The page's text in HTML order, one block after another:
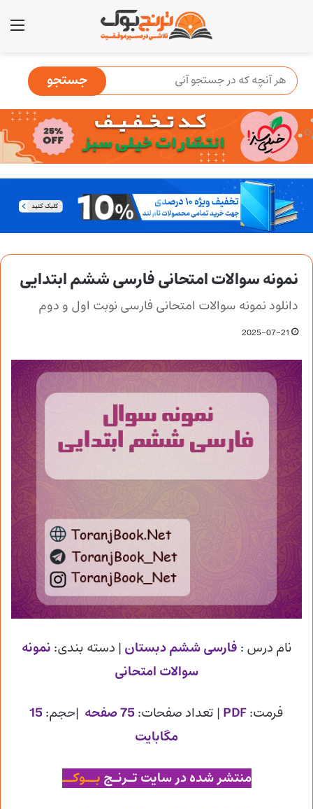
نمونه سوالات امتحانی فارسی ششم ابتدایی
دانلود نمونه سوالات امتحانی فارسی نوبت اول و دوم
2025-07-21
نام درس : فارسی ششم دبستان | دسته بندی: نمونه
سوالات امتحانی
فرمت:PDF | تعداد صفحات:75 صفحه |حجم:15
مگابایت
منتشر شده در سایت تـرنـج بــوکــ